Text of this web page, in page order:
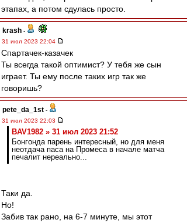
этапах, а потом сдулась просто.
krash -
31 июл 2023 22:04
Спартачек-казачек
Ты всегда такой оптимист? У тебя же сын
играет. Ты ему после таких игр так же
говоришь?
pete_da_1st -
31 июл 2023 22:03
BAV1982 » 31 июл 2023 21:52
Бонгонда парень интересный, но для меня
неотдача паса на Промеса в начале матча
печалит нереально...
Таки да.
Но!
Забив так рано, на 6-7 минуте, мы этот